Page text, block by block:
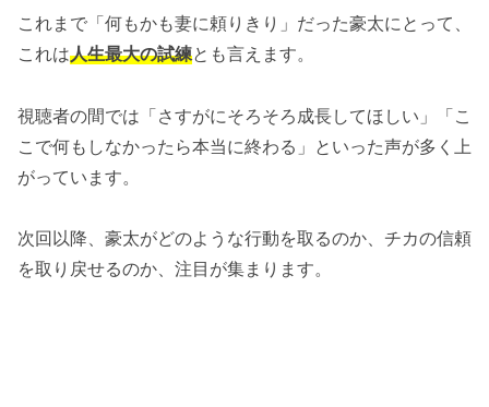
これまで「何もかも妻に頼りきり」だった豪太にとって、
これは人生最大の試練とも言えます。
視聴者の間では「さすがにそろそろ成長してほしい」「こ
こで何もしなかったら本当に終わる」といった声が多く上
がっています。
次回以降、豪太がどのような行動を取るのか、チカの信頼
を取り戻せるのか、注目が集まります。